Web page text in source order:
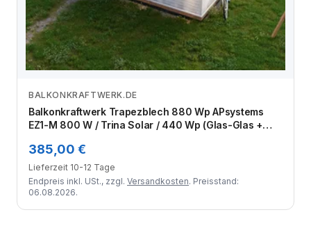
Zum Angebot
BALKONKRAFTWERK.DE
Balkonkraftwerk Trapezblech 880 Wp APsystems
EZ1-M 800 W / Trina Solar / 440 Wp (Glas-Glas +
hochkant / 2 Module
385,00 €
Lieferzeit 10-12 Tage
Endpreis inkl. USt., zzgl. Versandkosten. Preisstand:
06.08.2026.